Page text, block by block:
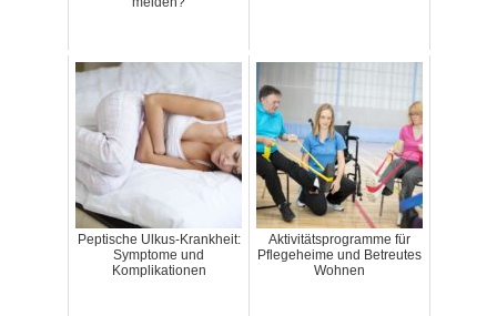
Peptische Ulkus-Krankheit:
Symptome und
Komplikationen
Aktivitätsprogramme für
Pflegeheime und Betreutes
Wohnen